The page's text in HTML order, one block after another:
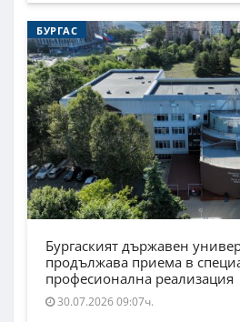
БУРГАС
Бургаският държавен
продължава приема в
професионална реализация
30.07.2026 09:07ч.